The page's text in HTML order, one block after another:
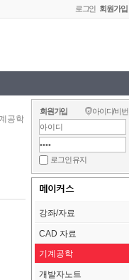
로그인 회원가입
공학
회원가입 아이디/비번
로그인 유지
메이커스
강좌/자료
CAD 자료
기계공학
개발자노트